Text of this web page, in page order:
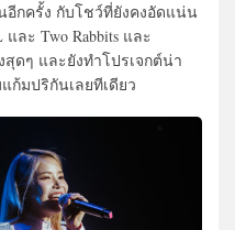
อีกครั้ง กับโชว์ที่ยังคงอัดแน่น
และ Two Rabbits และ
ดๆ และยังทำโปรเจกต์น่า
ก้มปริกันเลยทีเดียว